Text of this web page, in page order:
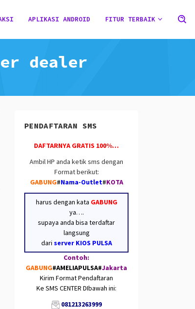
APLIKASI ANDROID FITUR TERBAIK
dealer
PENDAFTARAN SMS
DAFTARNYA GRATIS 100%…
Ambil HP anda ketik sms dengan
Format berikut:
GABUNG#Nama-Outlet#KOTA
harus dengan kata GABUNG
ya….
supaya anda bisa terdaftar
langsung
dari server KIOS PULSA
Contoh:
GABUNG#AMELIAPULSA#Jakarta
Kirim Format Pendaftaran
Ke SMS CENTER DIbawah ini:
081213263999